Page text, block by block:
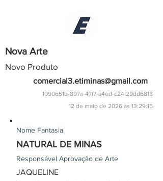
Nova Arte
Novo Produto
comercial3.etiminas@gmail.com
1090651b-897a-47f7-a4ed-c24f29dd6818
12 de maio de 2026 às 13:29:15
Nome Fantasia
NATURAL DE MINAS
Responsável Aprovação de Arte
JAQUELINE